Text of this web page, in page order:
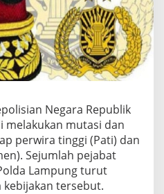
b
e
s
a
r
,
S
e
u
m
Negara Republik
melakukan mutasi dan
perwira tinggi (Pati) dan
Sejumlah pejabat
Lampung turut
tersebut.